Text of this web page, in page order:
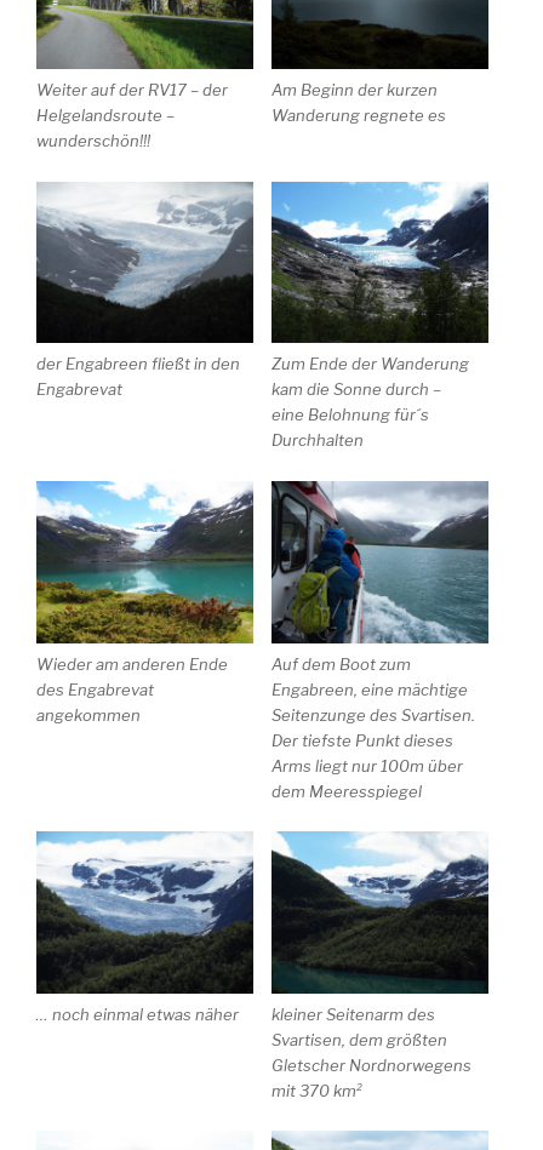
Weiter auf der RV17 – der
Helgelandsroute –
wunderschön!!!
Am Beginn der kurzen
Wanderung regnete es
der Engabreen fließt in den
Engabrevat
Zum Ende der Wanderung
kam die Sonne durch –
eine Belohnung für´s
Durchhalten
Wieder am anderen Ende
des Engabrevat
angekommen
Auf dem Boot zum
Engabreen, eine mächtige
Seitenzunge des Svartisen.
Der tiefste Punkt dieses
Arms liegt nur 100m über
dem Meeresspiegel
… noch einmal etwas näher
kleiner Seitenarm des
Svartisen, dem größten
Gletscher Nordnorwegens
mit 370 km²